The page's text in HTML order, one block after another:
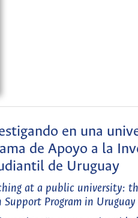
en una
de Apoyo a la
de Uruguay
at a public university:
Support Program in Uruguay